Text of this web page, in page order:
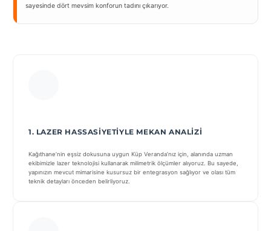
sayesinde dört mevsim konforun tadını çıkarıyor.
1. LAZER HASSASIYETIYLE MEKAN ANALIZI
Kağıthane’nin eşsiz dokusuna uygun Küp Veranda’nız için, alanında uzman
ekibimizle lazer teknolojisi kullanarak milimetrik ölçümler alıyoruz. Bu sayede,
yapınızın mevcut mimarisine kusursuz bir entegrasyon sağlıyor ve olası tüm
teknik detayları önceden belirliyoruz.